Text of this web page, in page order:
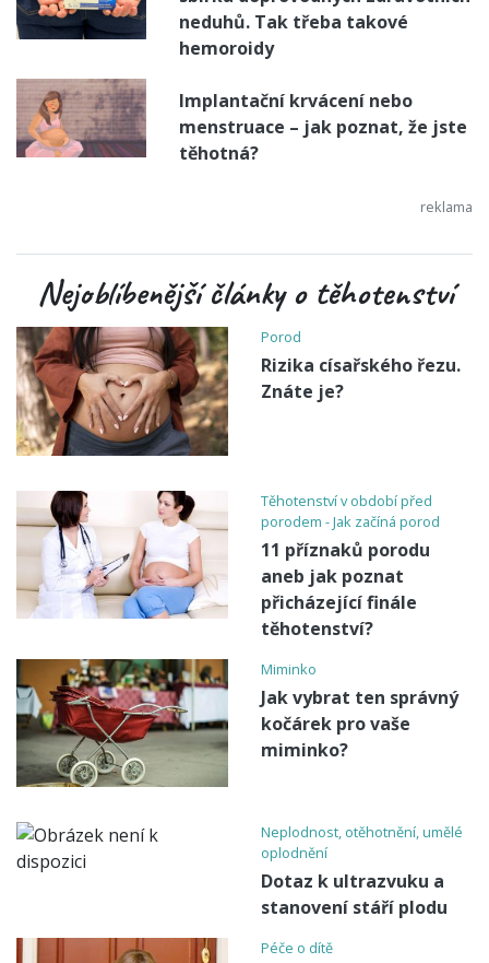
neduhů. Tak třeba takové
hemoroidy
Implantační krvácení nebo
menstruace – jak poznat, že jste
těhotná?
Nejoblíbenější články o těhotenství
Porod
Rizika císařského řezu.
Znáte je?
Těhotenství v období před
porodem - Jak začíná porod
11 příznaků porodu
aneb jak poznat
přicházející finále
těhotenství?
Miminko
Jak vybrat ten správný
kočárek pro vaše
miminko?
Neplodnost, otěhotnění, umělé
oplodnění
Dotaz k ultrazvuku a
stanovení stáří plodu
Péče o dítě